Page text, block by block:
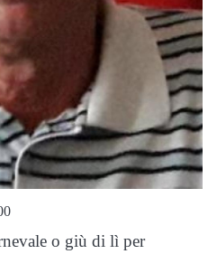
o giù di lì per